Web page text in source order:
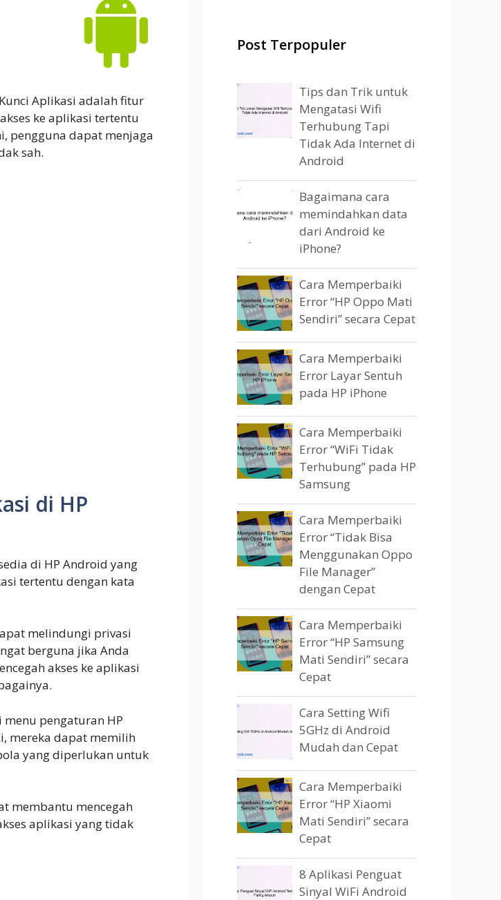
Aplikasi adalah fitur
ke aplikasi tertentu
pengguna dapat menjaga
sah.
di HP
di HP Android yang
tertentu dengan kata
melindungi privasi
berguna jika Anda
akses ke aplikasi
pengaturan HP
mereka dapat memilih
yang diperlukan untuk
membantu mencegah
aplikasi yang tidak
Post Terpopuler
Tips dan Trik untuk
Mengatasi Wifi
Terhubung Tapi
Tidak Ada Internet di
Android
Bagaimana cara
memindahkan data
dari Android ke
iPhone?
Cara Memperbaiki
Error “HP Oppo Mati
Sendiri” secara Cepat
Cara Memperbaiki
Error Layar Sentuh
pada HP iPhone
Cara Memperbaiki
Error “WiFi Tidak
Terhubung” pada HP
Samsung
Cara Memperbaiki
Error “Tidak Bisa
Menggunakan Oppo
File Manager”
dengan Cepat
Cara Memperbaiki
Error “HP Samsung
Mati Sendiri” secara
Cepat
Cara Setting Wifi
5GHz di Android
Mudah dan Cepat
Cara Memperbaiki
Error “HP Xiaomi
Mati Sendiri” secara
Cepat
8 Aplikasi Penguat
Sinyal WiFi Android